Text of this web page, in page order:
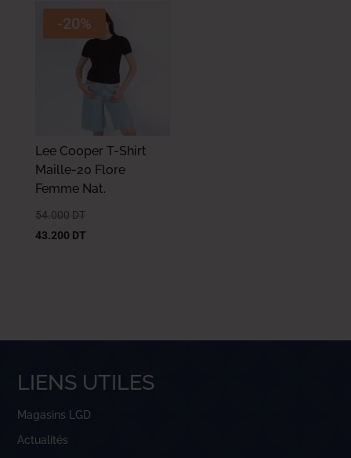
-20%
Lee Cooper T-Shirt
Maille-20 Flore
Femme Nat.
54.000 DT
43.200 DT
LIENS UTILES
Magasins LGD
Actualités